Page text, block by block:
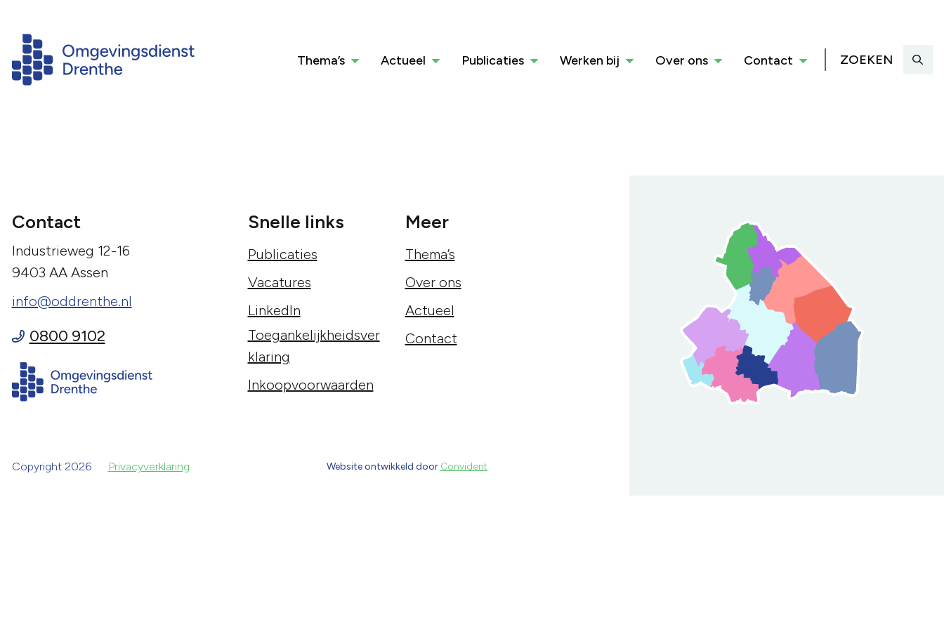
Thema’s Actueel Publicaties Werken bij Over ons Contact ZOEKEN
Contact
Industrieweg 12-16
9403 AA Assen
info@oddrenthe.nl
0800 9102
Snelle links
Publicaties
Vacatures
LinkedIn
Toegankelijkheidsver
klaring
Inkoopvoorwaarden
Meer
Thema’s
Over ons
Actueel
Contact
Copyright 2026 Privacyverklaring Website ontwikkeld door Convident